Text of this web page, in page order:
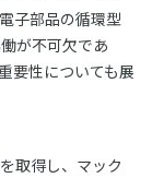
子部品の循環型
が不可欠であ
要性についても展
取得し、マック